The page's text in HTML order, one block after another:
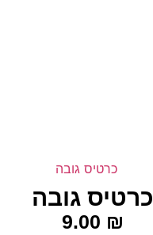
כרטיס גובה
9.00 ₪